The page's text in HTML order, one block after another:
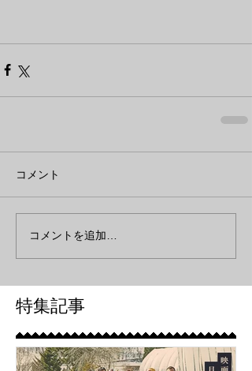
コメント
コメントを追加…
特集記事